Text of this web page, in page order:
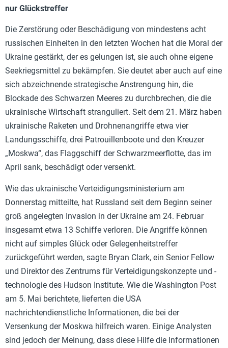
nur Glückstreffer
Die Zerstörung oder Beschädigung von mindestens acht
russischen Einheiten in den letzten Wochen hat die Moral der
Ukraine gestärkt, der es gelungen ist, sie auch ohne eigene
Seekriegsmittel zu bekämpfen. Sie deutet aber auch auf eine
sich abzeichnende strategische Anstrengung hin, die
Blockade des Schwarzen Meeres zu durchbrechen, die die
ukrainische Wirtschaft stranguliert. Seit dem 21. März haben
ukrainische Raketen und Drohnenangriffe etwa vier
Landungsschiffe, drei Patrouillenboote und den Kreuzer
„Moskwa“, das Flaggschiff der Schwarzmeerflotte, das im
April sank, beschädigt oder versenkt.
Wie das ukrainische Verteidigungsministerium am
Donnerstag mitteilte, hat Russland seit dem Beginn seiner
groß angelegten Invasion in der Ukraine am 24. Februar
insgesamt etwa 13 Schiffe verloren. Die Angriffe können
nicht auf simples Glück oder Gelegenheitstreffer
zurückgeführt werden, sagte Bryan Clark, ein Senior Fellow
und Direktor des Zentrums für Verteidigungskonzepte und -
technologie des Hudson Institute. Wie die Washington Post
am 5. Mai berichtete, lieferten die USA
nachrichtendienstliche Informationen, die bei der
Versenkung der Moskwa hilfreich waren. Einige Analysten
sind jedoch der Meinung, dass diese Hilfe die Informationen